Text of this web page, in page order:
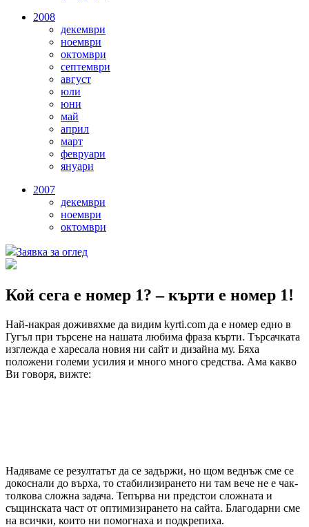
2008
декември
ноември
октомври
септември
август
юли
юни
май
април
март
февруари
януари
2007
декември
ноември
октомври
Заявка за оглед
Кой сега е номер 1? – кърти е номер 1!
Най-накрая доживяхме да видим kyrti.com да е номер едно в
Гугъл при търсене на нашата любима фраза кърти. Търсачката
изглежда е харесала новия ни сайт и дизайна му. Бяха
положени големи усилия и много много средства. Ама какво
Ви говоря, вижте:
Надяваме се резултатът да се задържи, но щом веднъж сме се
докоснали до върха, то стабилизирането ни там вече не е чак-
толкова сложна задача. Тепърва ни предстои сложната и
същинската част от оптимизирането на сайта. Благодарни сме
на всички, които ни помогнаха и подкрепиха.